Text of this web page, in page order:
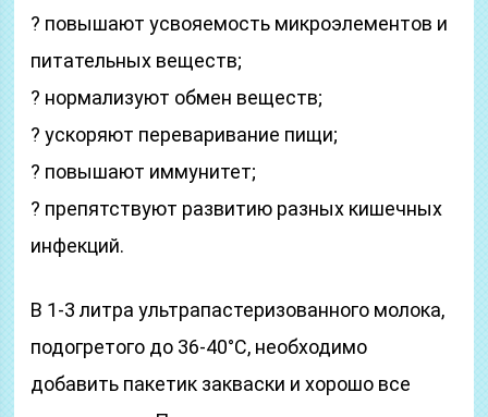
? повышают усвояемость микроэлементов и
питательных веществ;
? нормализуют обмен веществ;
? ускоряют переваривание пищи;
? повышают иммунитет;
? препятствуют развитию разных кишечных
инфекций.
В 1-3 литра ультрапастеризованного молока,
подогретого до 36-40°С, необходимо
добавить пакетик закваски и хорошо все